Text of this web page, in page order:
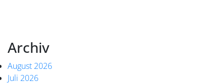
Archiv
August 2026
Juli 2026